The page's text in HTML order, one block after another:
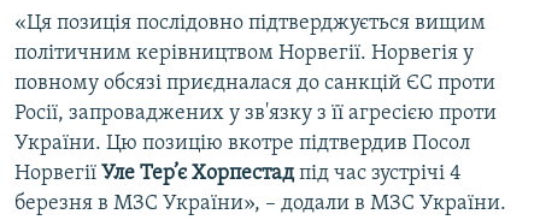
«Ця позиція послідовно підтверджується вищим
політичним керівництвом Норвегії. Норвегія у
повному обсязі приєдналася до санкцій ЄС проти
Росії, запроваджених у зв'язку з її агресією проти
України. Цю позицію вкотре підтвердив Посол
Норвегії Уле Тер’є Хорпестадпід час зустрічі 4
березня в МЗС України», – додали в МЗС України.